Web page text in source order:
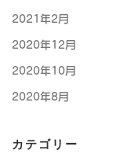
2021年2月
2020年12月
2020年10月
2020年8月
カテゴリー